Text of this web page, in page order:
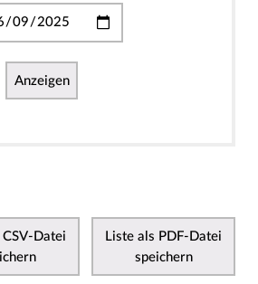
Anzeigen
Datei
Liste als PDF-Datei
speichern